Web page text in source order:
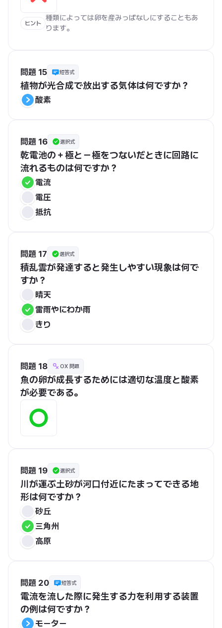
ヒント
種類によっては卵を産みっぱなしにすることもあ
ります。
問題 15 短答式
植物が光合成で放出する気体は何ですか？
酸素
問題 16 選択式
乾電池の＋極と－極をつないだときに回路に
流れるものは何ですか？
電流
電圧
抵抗
問題 17 選択式
積乱雲が発達すると発生しやすい現象は何で
すか？
晴天
雷雨やにわか雨
きり
問題 18 OX 問題
魚の卵が成長するためには適切な温度と酸素
が必要である。
問題 19 選択式
川が運ぶ土砂が河口付近にたまってできる地
形は何ですか？
砂丘
三角州
高原
問題 20 短答式
電流を流した際に発生する力を利用する装置
の例は何ですか？
モーター